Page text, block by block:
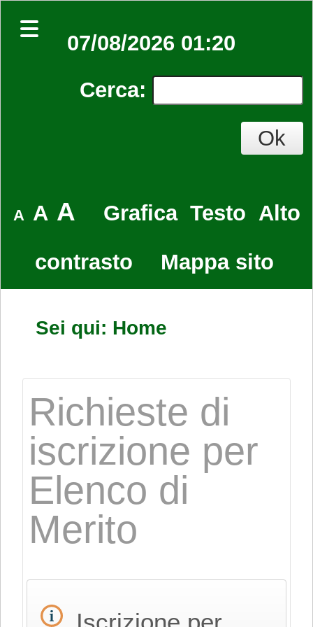
07/08/2026 01:20
Cerca:
A A A Grafica Testo Alto
contrasto
Mappa sito
Sei qui: Home
Richieste di
iscrizione per
Elenco di
Merito